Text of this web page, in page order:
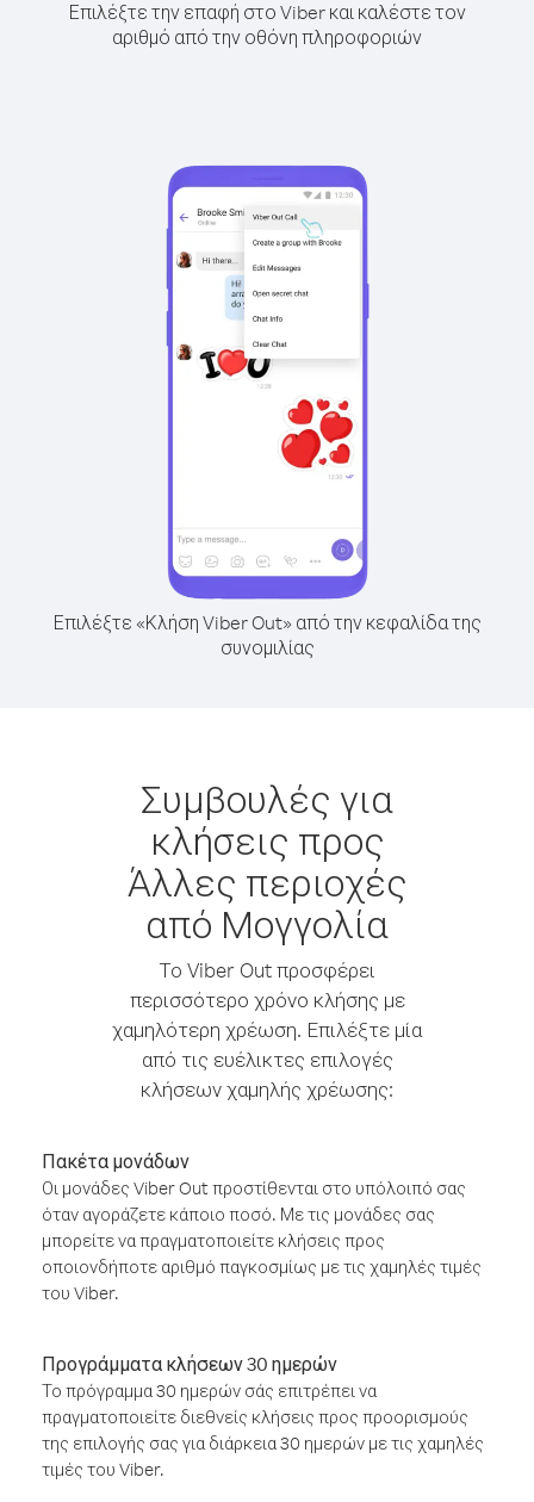
Επιλέξτε την επαφή στο Viber και καλέστε τον
αριθμό από την οθόνη πληροφοριών
Επιλέξτε «Κλήση Viber Out» από την κεφαλίδα της
συνομιλίας
Συμβουλές για
κλήσεις προς
Άλλες περιοχές
από Μογγολία
Το Viber Out προσφέρει
περισσότερο χρόνο κλήσης με
χαμηλότερη χρέωση. Επιλέξτε μία
από τις ευέλικτες επιλογές
κλήσεων χαμηλής χρέωσης:
Πακέτα μονάδων
Οι μονάδες Viber Out προστίθενται στο υπόλοιπό σας
όταν αγοράζετε κάποιο ποσό. Με τις μονάδες σας
μπορείτε να πραγματοποιείτε κλήσεις προς
οποιονδήποτε αριθμό παγκοσμίως με τις χαμηλές τιμές
του Viber.
Προγράμματα κλήσεων 30 ημερών
Το πρόγραμμα 30 ημερών σάς επιτρέπει να
πραγματοποιείτε διεθνείς κλήσεις προς προορισμούς
της επιλογής σας για διάρκεια 30 ημερών με τις χαμηλές
τιμές του Viber.